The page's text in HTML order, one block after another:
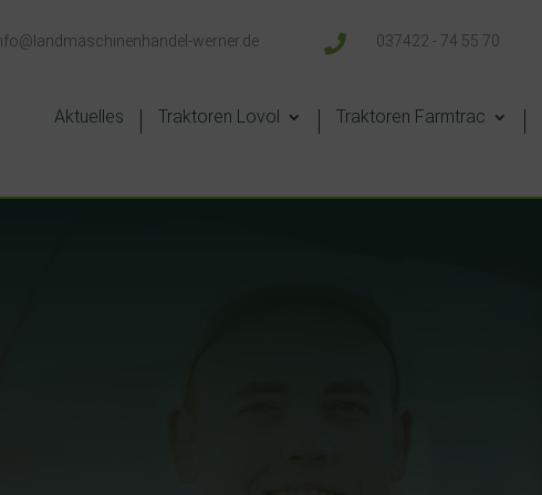
werner.de  037422 - 74 55 70
Aktuelles Traktoren Lovol Traktoren Farmtrac